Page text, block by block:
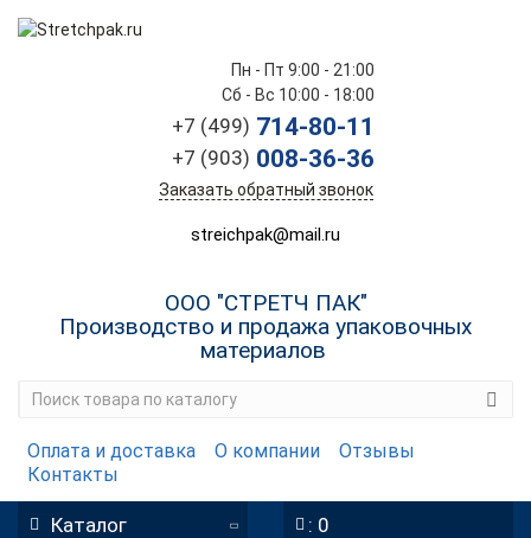
Пн - Пт 9:00 - 21:00
Сб - Вс 10:00 - 18:00
+7 (499) 714-80-11
+7 (903) 008-36-36
Заказать обратный звонок
streichpak@mail.ru
ООО "СТРЕТЧ ПАК"
Производство и продажа упаковочных
материалов
Оплата и доставка О компании
Отзывы
Контакты
Каталог : 0